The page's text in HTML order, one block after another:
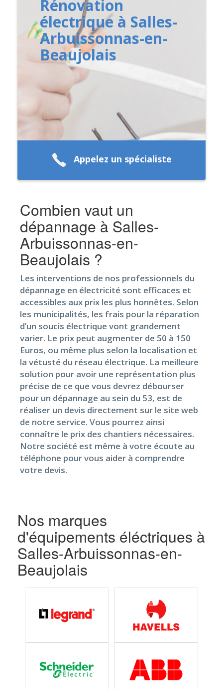
Rénovation
électrique à Salles-
Arbuissonnas-en-
Beaujolais
Appelez un spécialiste
Combien vaut un
dépannage à Salles-
Arbuissonnas-en-
Beaujolais ?
Les interventions de nos professionnels du
dépannage en électricité sont efficaces et
accessibles aux prix les plus honnêtes. Selon
les municipalités, les frais pour la réparation
d’un soucis électrique vont grandement
varier. Le prix peut augmenter de 50 à 150
Euros, ou même plus selon la localisation et
la vétusté du réseau électrique. La meilleure
solution pour avoir une représentation plus
précise de ce que vous devrez débourser
pour un dépannage au sein du 53, est de
réaliser un devis directement sur le site web
de notre service. Vous pourrez ainsi
connaître le prix des chantiers nécessaires.
Notre société est même à votre écoute au
téléphone pour vous aider à comprendre
votre devis.
Nos marques
d'équipements éléctriques à
Salles-Arbuissonnas-en-
Beaujolais